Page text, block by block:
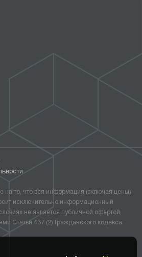
то, что вся информация (включая цены)
исключительно информационный
не является публичной офертой,
Статьи 437 (2) Гражданского кодекса